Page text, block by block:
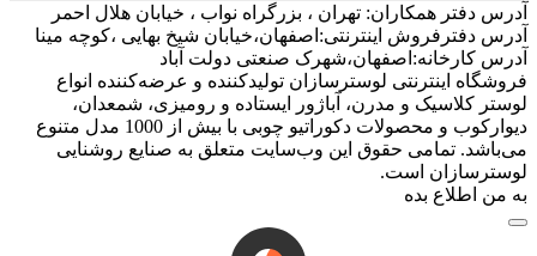
آدرس دفتر همکاران: تهران ، بزرگراه نواب ، خیابان هلال احمر
آدرس دفترفروش اینترنتی:اصفهان،خیابان شیخ بهایی ،کوچه مینا
آدرس کارخانه:اصفهان،شهرک صنعتی دولت آباد
فروشگاه اینترنتی لوسترسازان تولیدکننده و عرضه‌کننده انواع
لوستر کلاسیک و مدرن، آباژور ایستاده و رومیزی، شمعدان،
دیوارکوب و محصولات دکوراتیو چوبی با بیش از 1000 مدل متنوع
می‌باشد. تمامی حقوق این وب‌سایت متعلق به صنایع روشنایی
لوسترسازان است.
به من اطلاع بده